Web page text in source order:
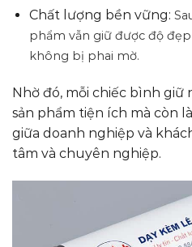
Chất lượng bền vững:
phẩm vẫn giữ được độ
không bị phai mờ.
Nhờ đó, mỗi chiếc bình
sản phẩm tiện ích mà còn
giữa doanh nghiệp và
tâm và chuyên nghiệp.